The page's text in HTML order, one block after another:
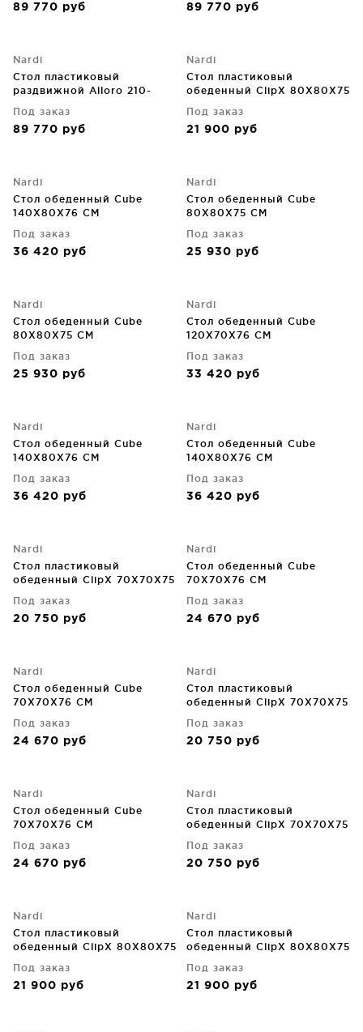
89 770 руб 89 770 руб
Nardi
Стол пластиковый
раздвижной Alloro 210-
Под заказ
89 770 руб
Nardi
Стол пластиковый
обеденный ClipX 80X80X75
Под заказ
21 900 руб
Nardi
Стол обеденный Cube
140X80X76 CM
Под заказ
36 420 руб
Nardi
Стол обеденный Cube
80X80X75 CM
Под заказ
25 930 руб
Nardi
Стол обеденный Cube
80X80X75 CM
Под заказ
25 930 руб
Nardi
Стол обеденный Cube
120X70X76 CM
Под заказ
33 420 руб
Nardi
Стол обеденный Cube
140X80X76 CM
Под заказ
36 420 руб
Nardi
Стол обеденный Cube
140X80X76 CM
Под заказ
36 420 руб
Nardi
Стол пластиковый
обеденный ClipX 70X70X75
Под заказ
20 750 руб
Nardi
Стол обеденный Cube
70X70X76 CM
Под заказ
24 670 руб
Nardi
Стол обеденный Cube
70X70X76 CM
Под заказ
24 670 руб
Nardi
Стол пластиковый
обеденный ClipX 70X70X75
Под заказ
20 750 руб
Nardi
Стол обеденный Cube
70X70X76 CM
Под заказ
24 670 руб
Nardi
Стол пластиковый
обеденный ClipX 70X70X75
Под заказ
20 750 руб
Nardi
Стол пластиковый
обеденный ClipX 80X80X75
Под заказ
21 900 руб
Nardi
Стол пластиковый
обеденный ClipX 80X80X75
Под заказ
21 900 руб